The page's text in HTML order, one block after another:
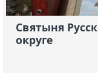
Святыня
округе